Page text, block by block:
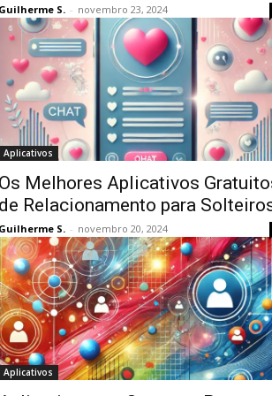
Guilherme S. - novembro 23, 2024
Aplicativos
Os Melhores Aplicativos
de Relacionamento para
Guilherme S. - novembro 20, 2024
Aplicativos